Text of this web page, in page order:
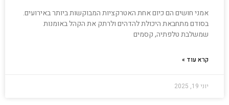
אמני חושים הם כיום אחת האטרקציות המבוקשות ביותר באירועים.
בסודם מתחבאת היכולת להדהים ולרתק את הקהל באומנות
שמשלבת טלפתיה, קסמים
קרא עוד »
יוני 19, 2025